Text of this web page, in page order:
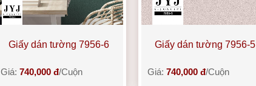
Giấy dán tường 7956-6
Giá:740,000 đ/Cuộn
Giấy dán tường 7956-5
Giá: 740,000 đ/Cuộn